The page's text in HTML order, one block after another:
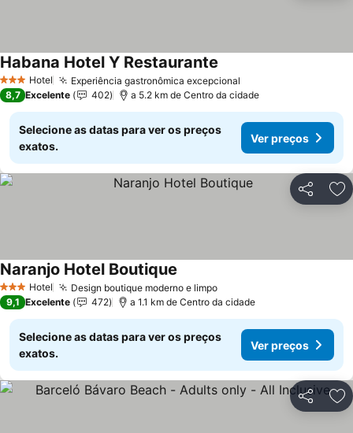
3 EstrelasHotel Experiência gastronômica excepcional
Habana Hotel Y Restaurante
8,7 Excelente 402 a 5.2 km de Centro da cidade
Selecione as datas para ver os preços
exatos.
Ver preços
Partilhar
3 EstrelasHotel Design boutique moderno e limpo
Naranjo Hotel Boutique
9,1 Excelente 472 a 1.1 km de Centro da cidade
Selecione as datas para ver os preços
exatos.
Ver preços
Partilhar